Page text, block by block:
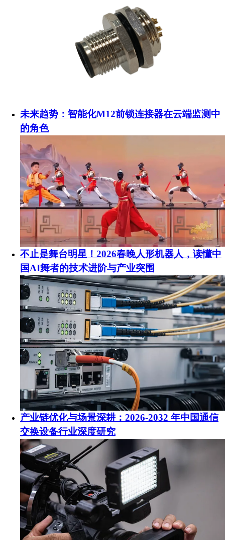
未来趋势：智能化M12前锁连接器在云端监测中
的角色
不止是舞台明星！2026春晚人形机器人，读懂中
国AI舞者的技术进阶与产业突围
产业链优化与场景深耕：2026-2032 年中国通信
交换设备行业深度研究